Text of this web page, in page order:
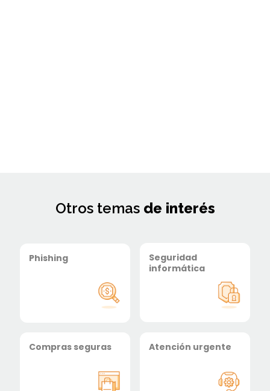
Otros temas de interés
Phishing
Seguridad
informática
Compras seguras Atención urgente